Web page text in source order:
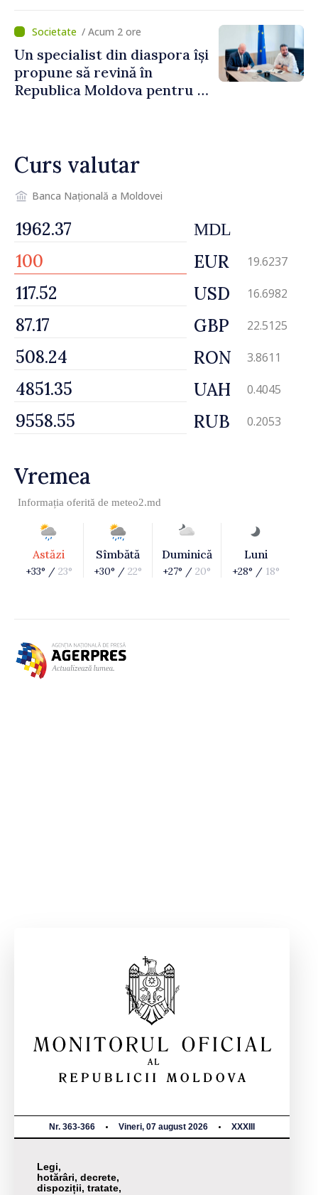
/ Acum 2 ore
Un specialist din diaspora își
propune să revină în
Republica Moldova pentru a
Curs valutar
Banca Națională a Moldovei
MDL
EUR 19.6237
USD 16.6982
GBP 22.5125
RON 3.8611
UAH 0.4045
RUB 0.2053
Vremea
Informația oferită de meteo2.md
Astăzi
+33° / 23°
Sîmbătă
+30° / 22°
Duminică
+27° / 20°
Luni
+28° / 18°
Nr. 363-366 Vineri, 07 august 2026 XXXIII
Legi,
hotărâri, decrete,
dispoziții, tratate,